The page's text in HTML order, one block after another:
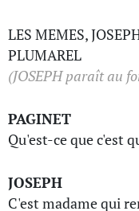
LES MEMES,
PLUMAREL
(JOSEPH paraît au
PAGINET
Qu'est-ce que c'est
JOSEPH
C'est madame qui